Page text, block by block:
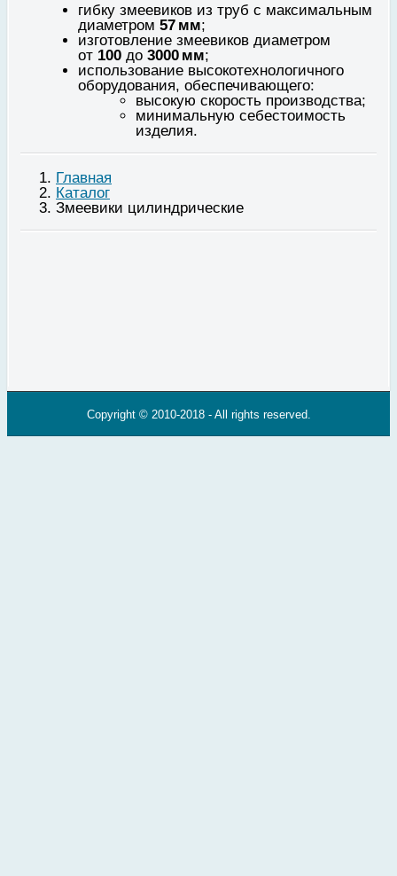
гибку змеевиков из труб с максимальным
диаметром 57 мм;
изготовление змеевиков диаметром
от 100 до 3000 мм;
использование высокотехнологичного
оборудования, обеспечивающего:
высокую скорость производства;
минимальную себестоимость
изделия.
Главная
Каталог
Змеевики цилиндрические
Copyright © 2010-2018 - All rights reserved.